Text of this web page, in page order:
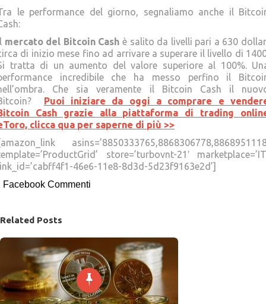
le performance del giorno, segnaliamo anche il
mercato del Bitcoin Cash è salito da livelli pari a 630
di inizio mese fino ad arrivare a superare il livello di
tratta di un aumento del valore superiore al 100%.
incredibile che ha messo perfino il
Che sia veramente il Bitcoin Cash il
Puoi iniziare da oggi a comprare e
Cash grazie alla piattaforma di trading
clicca qua per saperne di più >>
store=’turbovnt-21′
46e6-11e8-8d3d-5d23f9163e2d’]
Facebook Commenti
Related Posts